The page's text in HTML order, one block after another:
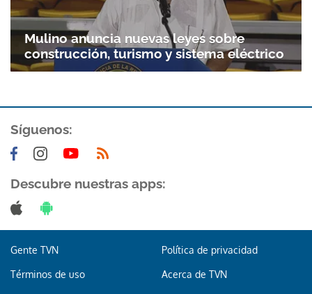
Mulino anuncia nuevas leyes sobre
construcción, turismo y sistema eléctrico
Síguenos:
Descubre nuestras apps:
Gente TVN Política de privacidad
Términos de uso Acerca de TVN